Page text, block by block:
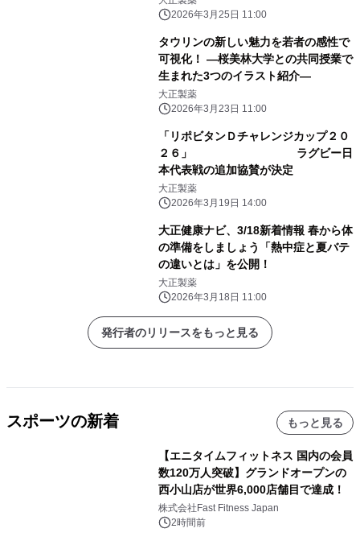
2026年3月25日 11:00
タウリンの新しい魅力を若者の感性で
可視化！ ―桜美林大学との共同授業で
生まれた3つのイラスト紹介―
大正製薬
2026年3月23日 11:00
「リポビタンＤチャレンジカップ２０
２６」 ラグビー日
本代表戦の追加協賛が決定
大正製薬
2026年3月19日 14:00
大正健康ナビ、3/18新着情報 春から体
の準備をしましょう「熱中症と夏バテ
の違いとは」を公開！
大正製薬
2026年3月18日 11:00
発行者のリリースをもっと見る
スポーツの新着 もっと見る
【エニタイムフィットネス 国内の会員
数120万人突破】グランドオープンの
西小山店が世界6,000店舗目で達成！
株式会社Fast Fitness Japan
2時間前